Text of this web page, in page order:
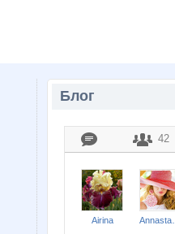
Блог
42
Airina